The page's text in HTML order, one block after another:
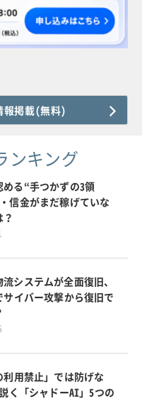
報掲載(無料)
ンキング
める“手つかずの3領
信金がまだ稼げていな
システムが全面復旧、
サイバー攻撃から復旧で
利用禁止」では防げな
く「シャドーAI」5つの